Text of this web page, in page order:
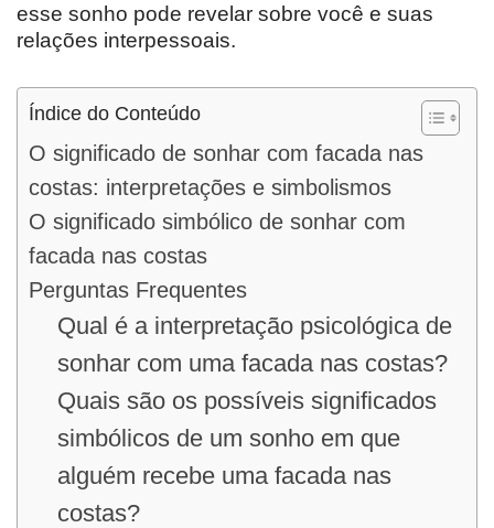
esse sonho pode revelar sobre você e suas
relações interpessoais.
Índice do Conteúdo
O significado de sonhar com facada nas
costas: interpretações e simbolismos
O significado simbólico de sonhar com
facada nas costas
Perguntas Frequentes
Qual é a interpretação psicológica de
sonhar com uma facada nas costas?
Quais são os possíveis significados
simbólicos de um sonho em que
alguém recebe uma facada nas
costas?